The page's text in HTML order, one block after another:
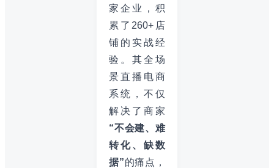
家企业，积
累了260+店
铺的实战经
验。其全场
景直播电商
系统，不仅
解决了商家
“不会建、难
转化、缺数
据”的痛点，